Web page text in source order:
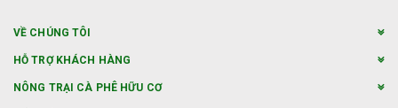
VỀ CHÚNG TÔI
HỖ TRỢ KHÁCH HÀNG
NÔNG TRẠI CÀ PHÊ HỮU CƠ